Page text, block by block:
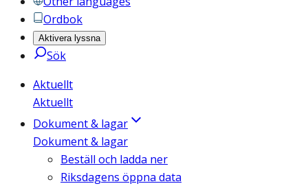
Ordbok
Aktivera lyssna
Sök
Aktuellt
Aktuellt
Dokument & lagar
Dokument & lagar
Beställ och ladda ner
Riksdagens öppna data